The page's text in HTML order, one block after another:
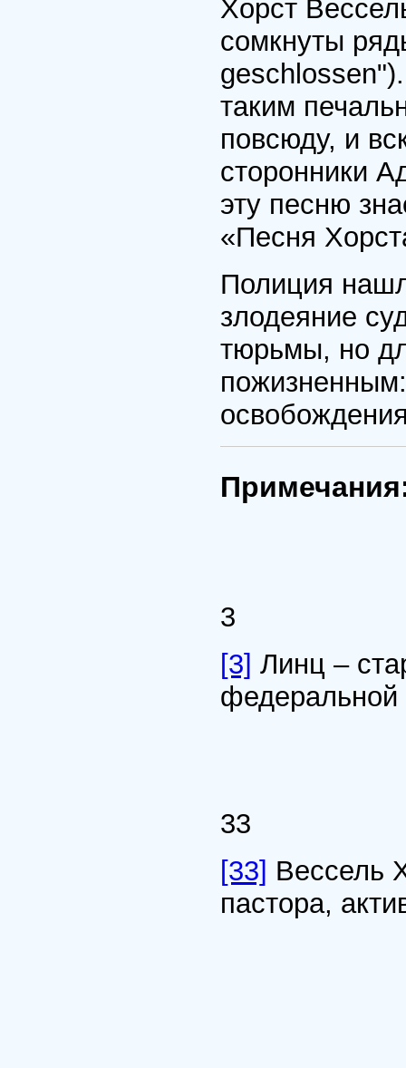
Хорст
сомкнуты
таким
повсюду, и
сторонники
эту песню
«Песня
Полиция
злодеяние
тюрьмы, но
3
[3] Линц –
федеральной
33
[33] Вессель
пастора,